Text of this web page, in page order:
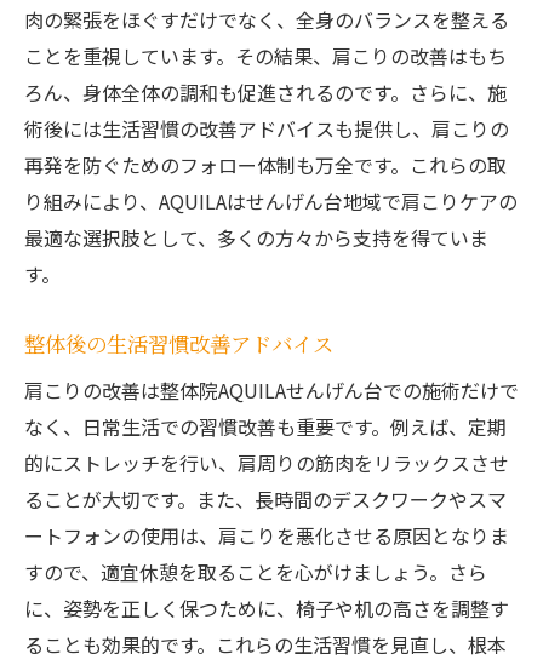
肉の緊張をほぐすだけでなく、全身のバランスを整える
ことを重視しています。その結果、肩こりの改善はもち
ろん、身体全体の調和も促進されるのです。さらに、施
術後には生活習慣の改善アドバイスも提供し、肩こりの
再発を防ぐためのフォロー体制も万全です。これらの取
り組みにより、AQUILAはせんげん台地域で肩こりケアの
最適な選択肢として、多くの方々から支持を得ていま
す。
整体後の生活習慣改善アドバイス
肩こりの改善は整体院AQUILAせんげん台での施術だけで
なく、日常生活での習慣改善も重要です。例えば、定期
的にストレッチを行い、肩周りの筋肉をリラックスさせ
ることが大切です。また、長時間のデスクワークやスマ
ートフォンの使用は、肩こりを悪化させる原因となりま
すので、適宜休憩を取ることを心がけましょう。さら
に、姿勢を正しく保つために、椅子や机の高さを調整す
ることも効果的です。これらの生活習慣を見直し、根本